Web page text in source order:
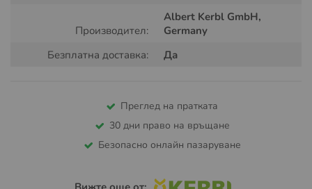
Производител:
Albert Kerbl GmbH,
Germany
Безплатна доставка:
Да
Преглед на пратката
30 дни право на връщане
Безопасно онлайн пазаруване